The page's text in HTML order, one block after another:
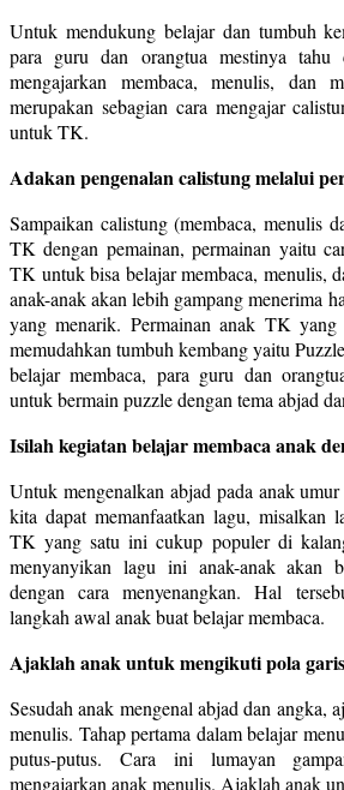
Untuk mendukung belajar dan tumbuh
para guru dan orangtua mestinya
mengajarkan membaca, menulis, dan
merupakan sebagian cara mengajar
untuk TK.
Adakan pengenalan calistung melalui
Sampaikan calistung (membaca, menulis
TK dengan pemainan, permainan yaitu
TK untuk bisa belajar membaca, menulis,
anak-anak akan lebih gampang menerima
yang menarik. Permainan anak TK
memudahkan tumbuh kembang yaitu
belajar membaca, para guru dan
untuk bermain puzzle dengan tema abjad
Isilah kegiatan belajar membaca anak
Untuk mengenalkan abjad pada anak
kita dapat memanfaatkan lagu,
TK yang satu ini cukup populer di
menyanyikan lagu ini anak-anak akan
dengan cara menyenangkan. Hal
langkah awal anak buat belajar membaca.
Ajaklah anak untuk mengikuti pola
Sesudah anak mengenal abjad dan angka,
menulis. Tahap pertama dalam belajar
putus-putus. Cara ini lumayan
mengajarkan anak menulis. Ajaklah anak